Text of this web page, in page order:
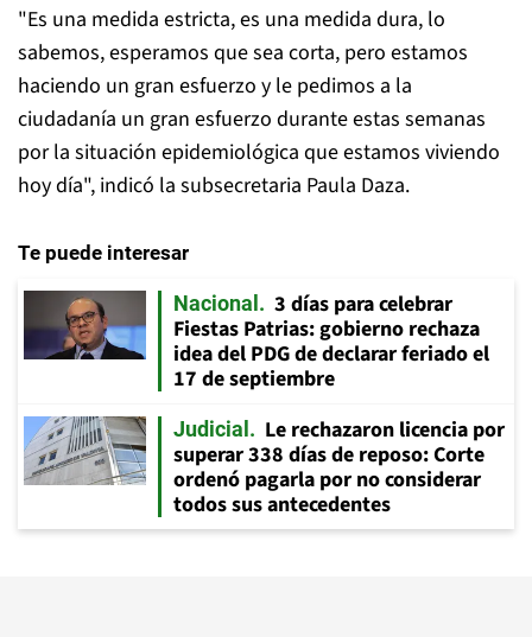
"Es una medida estricta, es una medida dura, lo
sabemos, esperamos que sea corta, pero estamos
haciendo un gran esfuerzo y le pedimos a la
ciudadanía un gran esfuerzo durante estas semanas
por la situación epidemiológica que estamos viviendo
hoy día", indicó la subsecretaria Paula Daza.
Te puede interesar
Nacional
3 días para celebrar
Fiestas Patrias: gobierno rechaza
idea del PDG de declarar feriado el
17 de septiembre
Judicial
Le rechazaron licencia por
superar 338 días de reposo: Corte
ordenó pagarla por no considerar
todos sus antecedentes